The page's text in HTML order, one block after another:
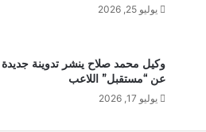
يوليو 25, 2026
وكيل محمد صلاح ينشر تدوينة جديدة
عن “مستقبل” اللاعب
يوليو 17, 2026